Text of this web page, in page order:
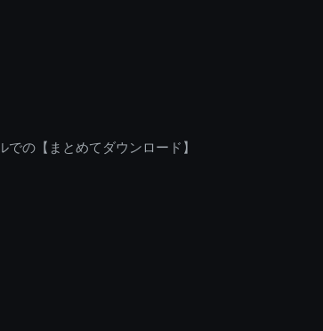
の【まとめてダウンロード】